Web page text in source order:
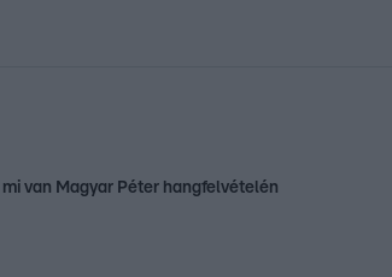
van Magyar Péter hangfelvételén